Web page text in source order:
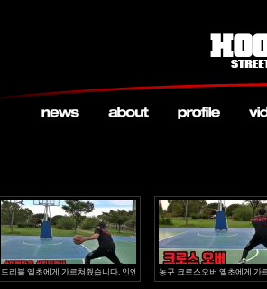
드리블 옐초에게 가르쳐줬습니다. 인엔아웃,킬디렉션 훕코리아 점프훈련까
농구 크로스오버 옐초에게 가